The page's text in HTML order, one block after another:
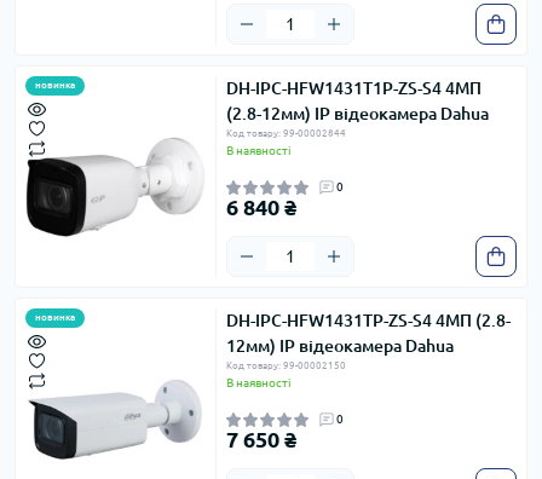
новинка
DH-IPC-HFW1431T1P-ZS-S4 4МП
(2.8-12мм) IP відеокамера Dahua
Код товару: 99-00002844
В наявності
0
6 840 ₴
новинка
DH-IPC-HFW1431TP-ZS-S4 4МП (2.8-
12мм) IP відеокамера Dahua
Код товару: 99-00002150
В наявності
0
7 650 ₴